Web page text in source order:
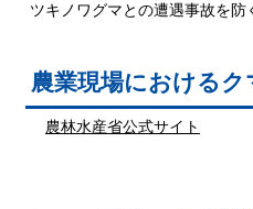
ツキノワグマとの遭遇事故を
農業現場におけるク
農林水産省公式サイト